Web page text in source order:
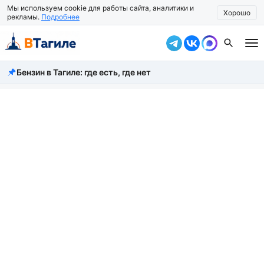
Мы используем cookie для работы сайта, аналитики и
рекламы. Подробнее Хорошо
Все новости
Бензин в Тагиле: где есть, где нет